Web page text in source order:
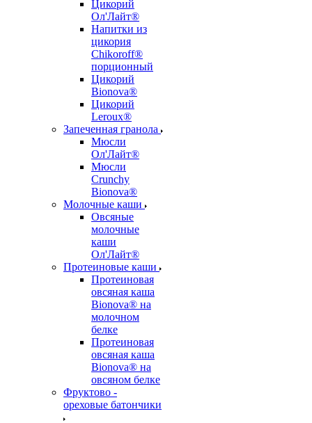
Цикорий
Ол'Лайт®
Напитки из
цикория
Chikoroff®
порционный
Цикорий
Bionova®
Цикорий
Leroux®
Запеченная гранола
Мюсли
Ол'Лайт®
Мюсли
Crunchy
Bionova®
Молочные каши
Овсяные
молочные
каши
Ол'Лайт®
Протеиновые каши
Протеиновая
овсяная каша
Bionova® на
молочном
белке
Протеиновая
овсяная каша
Bionova® на
овсяном белке
Фруктово -
ореховые батончики